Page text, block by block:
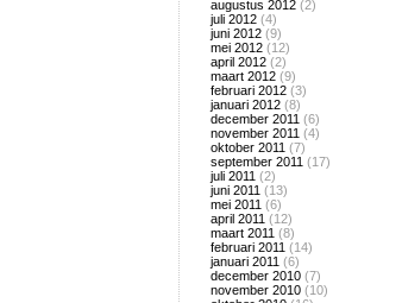
augustus 2012 (2)
juli 2012 (4)
juni 2012 (9)
mei 2012 (12)
april 2012 (2)
maart 2012 (9)
februari 2012 (3)
januari 2012 (8)
december 2011 (6)
november 2011 (4)
oktober 2011 (7)
september 2011 (17)
juli 2011 (2)
juni 2011 (13)
mei 2011 (6)
april 2011 (12)
maart 2011 (8)
februari 2011 (14)
januari 2011 (6)
december 2010 (7)
november 2010 (10)